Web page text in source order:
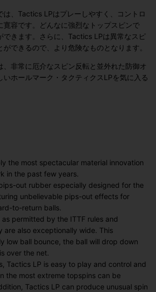
は、Tactics LPはプレーしやすく、コントロ
寛容です。どんなに強烈なトップスピンで
できます。さらに、Tactics LPは異常なスピ
できるので、より危険なものとなります。
、非常に厄介なスピン反転と並外れた防御オ
いホールマーク・タクティクスLPを気に入る
the most spectacular material innovation
in the past few years.
out rubber especially designed for the
unbelievable pips-out effects for
to-return balls.
permitted by the ITTF rules and
are also exceptionally wide. This
low ball bounce, the ball will drop down
over the net.
Tactics LP is easy to play and control and
the most extreme topspins can be
Tactics LP can produce unusual spin